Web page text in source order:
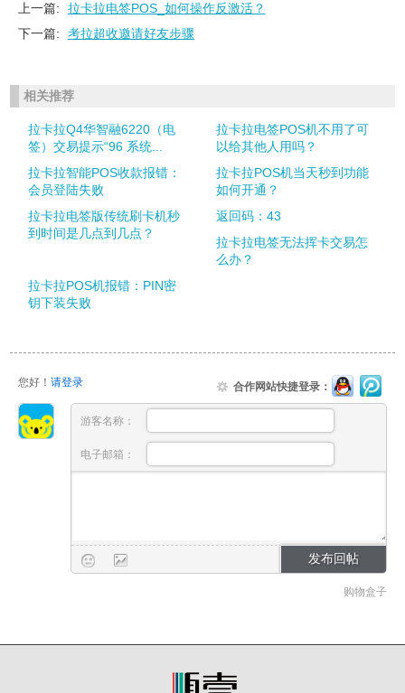
上一篇:
拉卡拉电签POS_如何操作反激活？
下一篇:
考拉超收邀请好友步骤
相关推荐
拉卡拉Q4华智融6220（电
签）交易提示“96 系统...
拉卡拉电签POS机不用了可
以给其他人用吗？
拉卡拉智能POS收款报错：
会员登陆失败
拉卡拉POS机当天秒到功能
如何开通？
拉卡拉电签版传统刷卡机秒
到时间是几点到几点？
返回码：43
拉卡拉电签无法挥卡交易怎
么办？
拉卡拉POS机报错：PIN密
钥下装失败
您好！ 请登录 合作网站快捷登录：
游客名称：
电子邮箱：
购物盒子